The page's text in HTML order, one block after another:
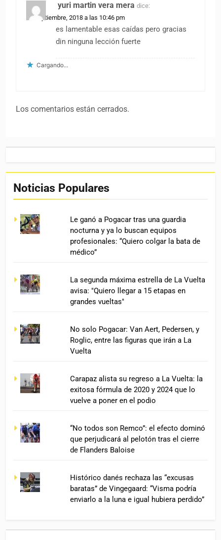
yuri martin vera mera dice:
19 septiembre, 2018 a las 10:46 pm
es lamentable esas caídas pero gracias
din ninguna lección fuerte
Cargando...
Los comentarios están cerrados.
Noticias Populares
Le ganó a Pogacar tras una guardia
nocturna y ya lo buscan equipos
profesionales: “Quiero colgar la bata de
médico”
La segunda máxima estrella de La Vuelta
avisa: "Quiero llegar a 15 etapas en
grandes vueltas"
No solo Pogacar: Van Aert, Pedersen, y
Roglic, entre las figuras que irán a La
Vuelta
Carapaz alista su regreso a La Vuelta: la
exitosa fórmula de 2020 y 2024 que lo
vuelve a poner en el podio
“No todos son Remco”: el efecto dominó
que perjudicará al pelotón tras el cierre
de Flanders Baloise
Histórico danés rechaza las “excusas
baratas” de Vingegaard: “Visma podría
enviarlo a la luna e igual hubiera perdido”